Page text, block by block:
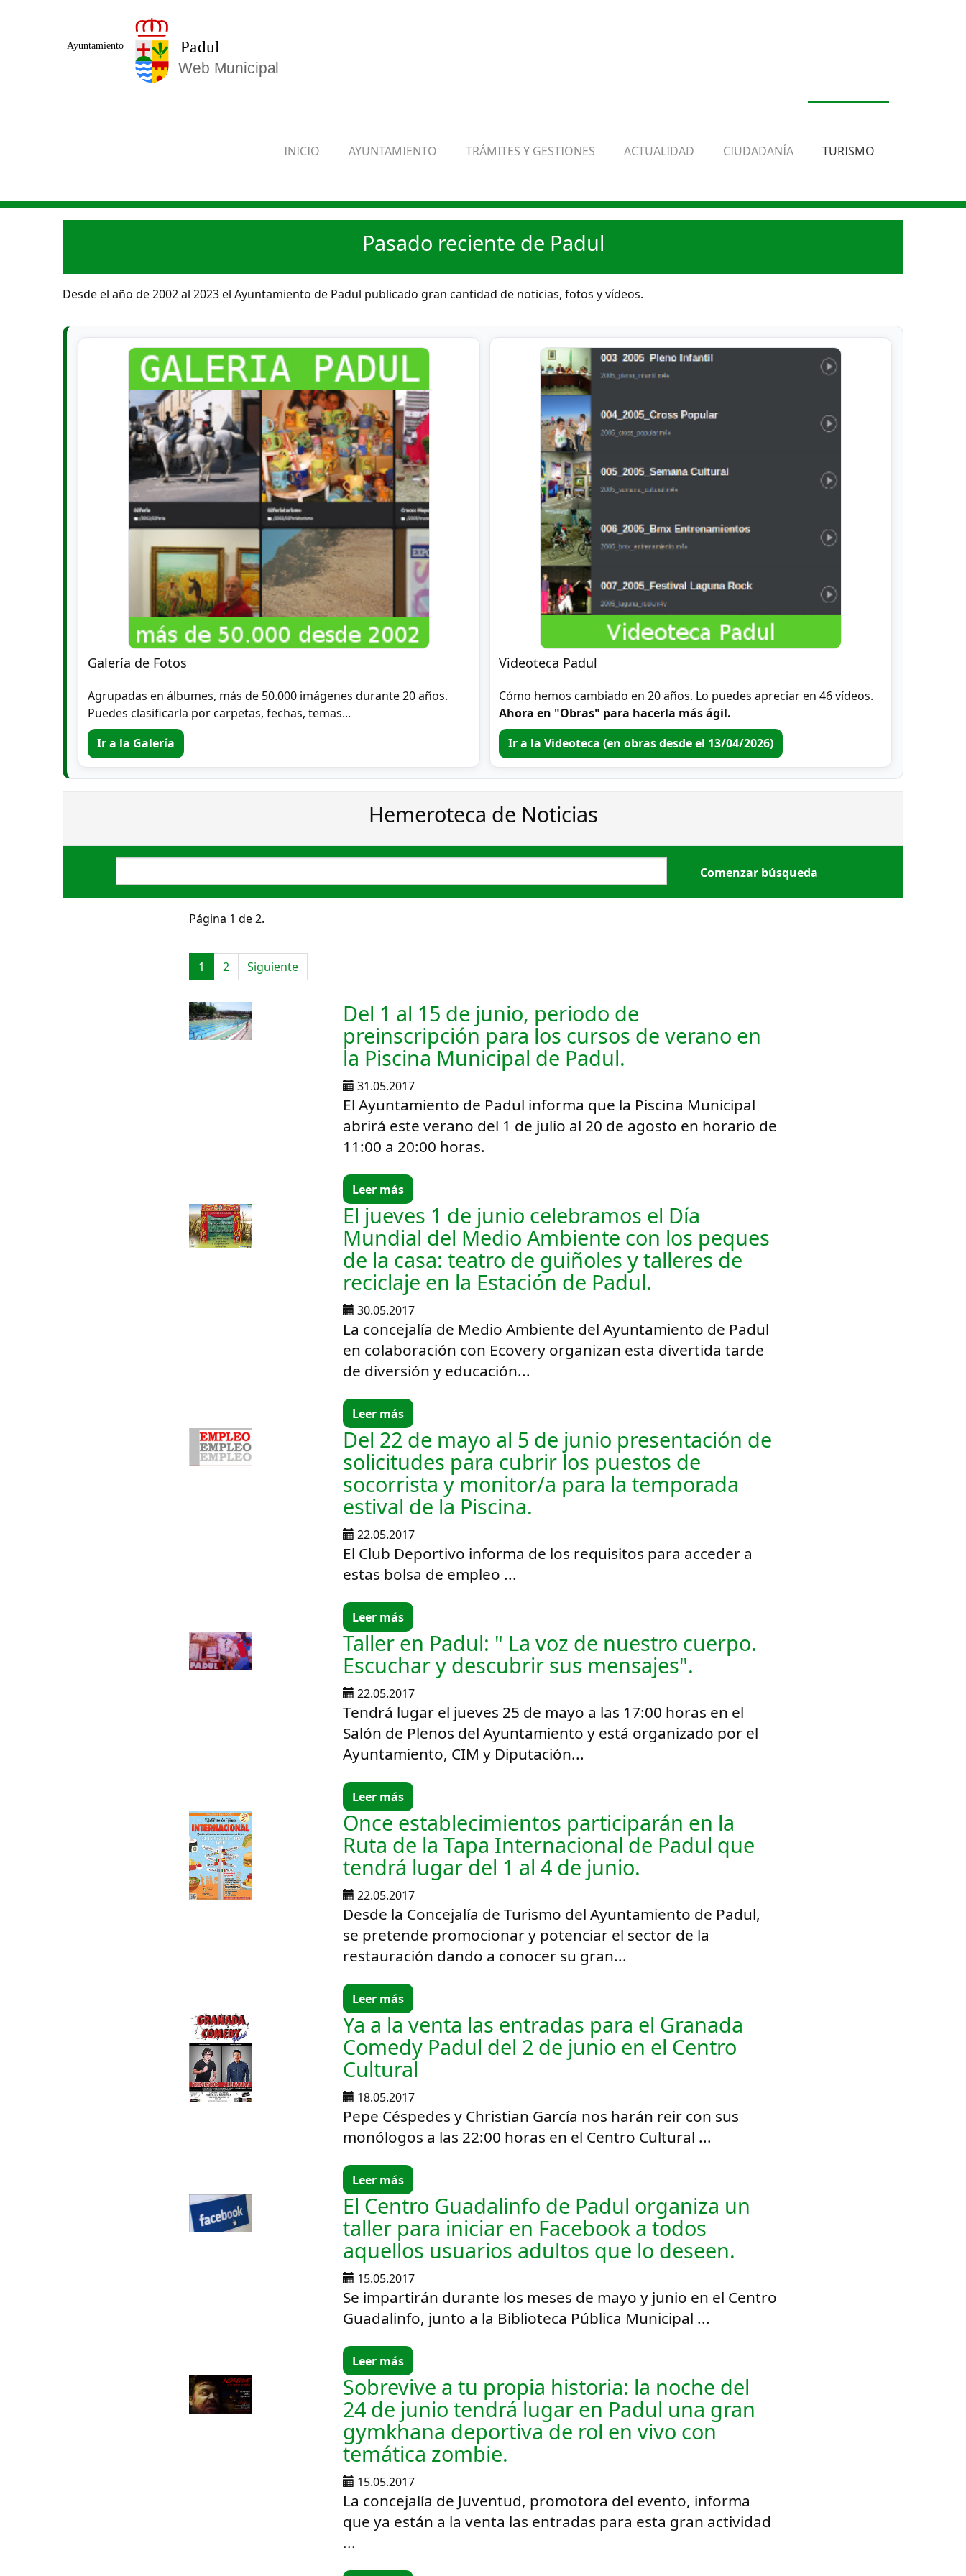
INICIO AYUNTAMIENTO TRÁMITES Y GESTIONES ACTUALIDAD CIUDADANÍA TURISMO
Pasado reciente de Padul
Desde el año de 2002 al 2023 el Ayuntamiento de Padul publicado gran cantidad de noticias, fotos y vídeos.
Galería de Fotos
Agrupadas en álbumes, más de 50.000 imágenes durante 20 años.
Puedes clasificarla por carpetas, fechas, temas...
Ir a la Galería
Videoteca Padul
Cómo hemos cambiado en 20 años. Lo puedes apreciar en 46 vídeos.
Ahora en "Obras" para hacerla más ágil.
Ir a la Videoteca (en obras desde el 13/04/2026)
Hemeroteca de Noticias
Página 1 de 2.
1 2 Siguiente
Del 1 al 15 de junio, periodo de
preinscripción para los cursos de verano en
la Piscina Municipal de Padul.
31.05.2017
El Ayuntamiento de Padul informa que la Piscina Municipal
abrirá este verano del 1 de julio al 20 de agosto en horario de
11:00 a 20:00 horas.
Leer más
El jueves 1 de junio celebramos el Día
Mundial del Medio Ambiente con los peques
de la casa: teatro de guiñoles y talleres de
reciclaje en la Estación de Padul.
30.05.2017
La concejalía de Medio Ambiente del Ayuntamiento de Padul
en colaboración con Ecovery organizan esta divertida tarde
de diversión y educación...
Leer más
Del 22 de mayo al 5 de junio presentación de
solicitudes para cubrir los puestos de
socorrista y monitor/a para la temporada
estival de la Piscina.
22.05.2017
El Club Deportivo informa de los requisitos para acceder a
estas bolsa de empleo ...
Leer más
Taller en Padul: " La voz de nuestro cuerpo.
Escuchar y descubrir sus mensajes".
22.05.2017
Tendrá lugar el jueves 25 de mayo a las 17:00 horas en el
Salón de Plenos del Ayuntamiento y está organizado por el
Ayuntamiento, CIM y Diputación...
Leer más
Once establecimientos participarán en la
Ruta de la Tapa Internacional de Padul que
tendrá lugar del 1 al 4 de junio.
22.05.2017
Desde la Concejalía de Turismo del Ayuntamiento de Padul,
se pretende promocionar y potenciar el sector de la
restauración dando a conocer su gran...
Leer más
Ya a la venta las entradas para el Granada
Comedy Padul del 2 de junio en el Centro
Cultural
18.05.2017
Pepe Céspedes y Christian García nos harán reir con sus
monólogos a las 22:00 horas en el Centro Cultural ...
Leer más
El Centro Guadalinfo de Padul organiza un
taller para iniciar en Facebook a todos
aquellos usuarios adultos que lo deseen.
15.05.2017
Se impartirán durante los meses de mayo y junio en el Centro
Guadalinfo, junto a la Biblioteca Pública Municipal ...
Leer más
Sobrevive a tu propia historia: la noche del
24 de junio tendrá lugar en Padul una gran
gymkhana deportiva de rol en vivo con
temática zombie.
15.05.2017
La concejalía de Juventud, promotora del evento, informa
que ya están a la venta las entradas para esta gran actividad
...